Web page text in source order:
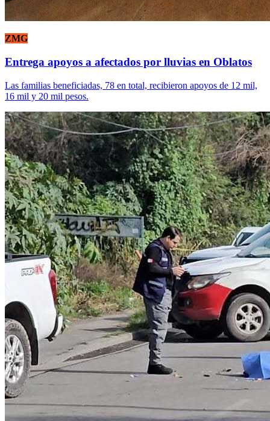
ZMG
Entrega apoyos a afectados por lluvias en Oblatos
Las familias beneficiadas, 78 en total, recibieron apoyos de 12 mil,
16 mil y 20 mil pesos.